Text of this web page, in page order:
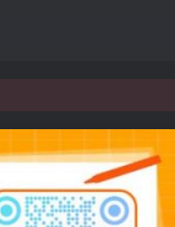
、自媒体短视频教程等，长